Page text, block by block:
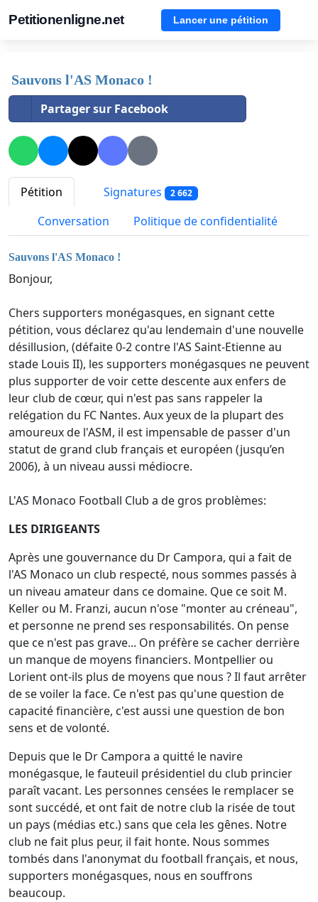
Petitionenligne.net Lancer une pétition
Sauvons l'AS Monaco !
Partager sur Facebook
Pétition Signatures 2 662
Conversation Politique de confidentialité
Sauvons l'AS Monaco !
Bonjour,
Chers supporters monégasques, en signant cette
pétition, vous déclarez qu'au lendemain d'une nouvelle
désillusion, (défaite 0-2 contre l'AS Saint-Etienne au
stade Louis II), les supporters monégasques ne peuvent
plus supporter de voir cette descente aux enfers de
leur club de cœur, qui n'est pas sans rappeler la
relégation du FC Nantes. Aux yeux de la plupart des
amoureux de l'ASM, il est impensable de passer d'un
statut de grand club français et européen (jusqu’en
2006), à un niveau aussi médiocre.
L'AS Monaco Football Club a de gros problèmes:
LES DIRIGEANTS
Après une gouvernance du Dr Campora, qui a fait de
l'AS Monaco un club respecté, nous sommes passés à
un niveau amateur dans ce domaine. Que ce soit M.
Keller ou M. Franzi, aucun n'ose "monter au créneau",
et personne ne prend ses responsabilités. On pense
que ce n'est pas grave... On préfère se cacher derrière
un manque de moyens financiers. Montpellier ou
Lorient ont-ils plus de moyens que nous ? Il faut arrêter
de se voiler la face. Ce n'est pas qu'une question de
capacité financière, c'est aussi une question de bon
sens et de volonté.
Depuis que le Dr Campora a quitté le navire
monégasque, le fauteuil présidentiel du club princier
paraît vacant. Les personnes censées le remplacer se
sont succédé, et ont fait de notre club la risée de tout
un pays (médias etc.) sans que cela les gênes. Notre
club ne fait plus peur, il fait honte. Nous sommes
tombés dans l'anonymat du football français, et nous,
supporters monégasques, nous en souffrons
beaucoup.